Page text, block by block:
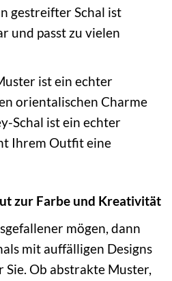
gestreifter Schal ist
und passt zu vielen
ist ein echter
orientalischen Charme
Schal ist ein echter
Ihrem Outfit eine
zur Farbe und Kreativität
mögen, dann
mit auffälligen Designs
Sie. Ob abstrakte Muster,